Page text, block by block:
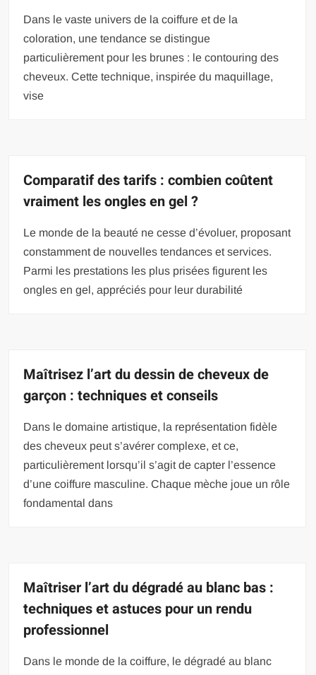
Dans le vaste univers de la coiffure et de la
coloration, une tendance se distingue
particulièrement pour les brunes : le contouring des
cheveux. Cette technique, inspirée du maquillage,
vise
Comparatif des tarifs : combien coûtent
vraiment les ongles en gel ?
Le monde de la beauté ne cesse d’évoluer, proposant
constamment de nouvelles tendances et services.
Parmi les prestations les plus prisées figurent les
ongles en gel, appréciés pour leur durabilité
Maîtrisez l’art du dessin de cheveux de
garçon : techniques et conseils
Dans le domaine artistique, la représentation fidèle
des cheveux peut s’avérer complexe, et ce,
particulièrement lorsqu’il s’agit de capter l’essence
d’une coiffure masculine. Chaque mèche joue un rôle
fondamental dans
Maîtriser l’art du dégradé au blanc bas :
techniques et astuces pour un rendu
professionnel
Dans le monde de la coiffure, le dégradé au blanc